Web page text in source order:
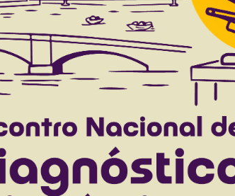
hydration status in equines
Barreto Júnior R.A. Fucuta R.S. Ribeiro B.M.
Download article |
with differents osmolarities,
J.D. Gomes C.L.N. Avanza
Download article |